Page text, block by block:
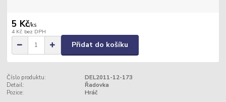
5 Kč/ks
4 Kč bez DPH
Přidat do košíku
Číslo produktu:
DEL2011-12-173
Detail:
Řadovka
Pozice:
Hráč